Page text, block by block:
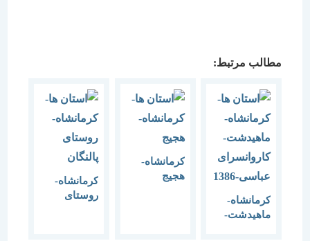
مطالب مرتبط:
کرمانشاه-
ماهیدشت-
کرمانشاه-
کرمانشاه-
روستای